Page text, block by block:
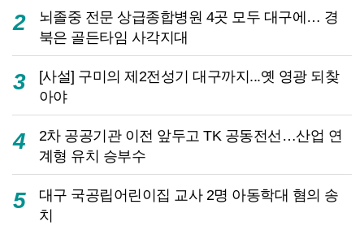
2
뇌졸중 전문 상급종합병원 4곳 모두 대구에… 경
북은 골든타임 사각지대
3
[사설] 구미의 제2전성기 대구까지...옛 영광 되찾
아야
4
2차 공공기관 이전 앞두고 TK 공동전선…산업 연
계형 유치 승부수
5
대구 국공립어린이집 교사 2명 아동학대 혐의 송
치